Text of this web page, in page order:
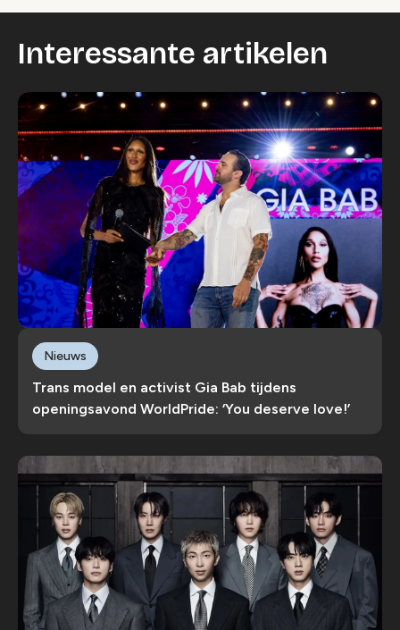
Interessante artikelen
Trans model en activist Gia Bab tijdens
openingsavond WorldPride: ‘You deserve love!’
Nieuws